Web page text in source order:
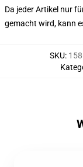
Da jeder Artikel nur
gemacht wird, kann
SKU: